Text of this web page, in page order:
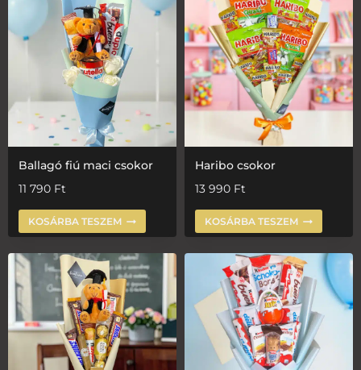
Ballagó fiú maci csokor
11 790 Ft
KOSÁRBA TESZEM
Haribo csokor
13 990 Ft
KOSÁRBA TESZEM